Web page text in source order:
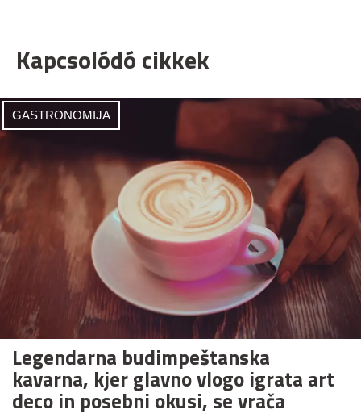
Kapcsolódó cikkek
GASTRONOMIJA
Legendarna budimpeštanska
kavarna, kjer glavno vlogo igrata art
deco in posebni okusi, se vrača